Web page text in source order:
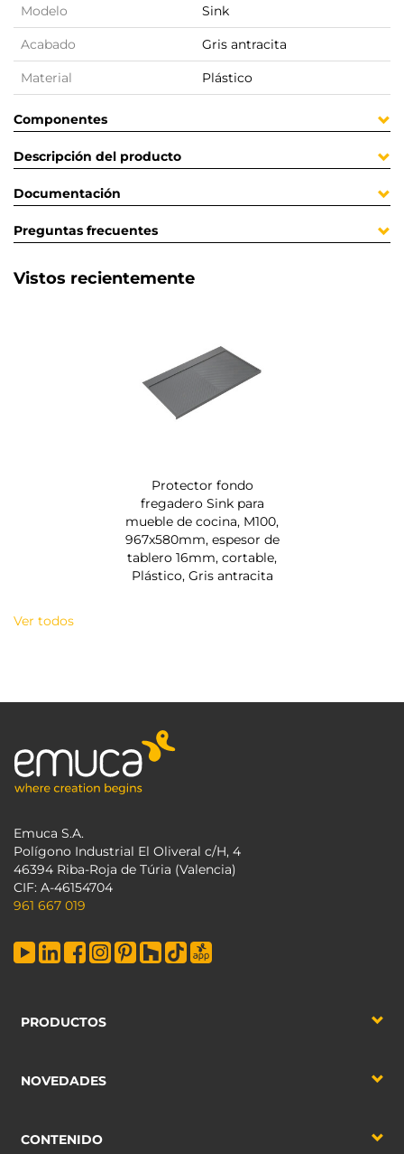
Modelo Sink
Acabado Gris antracita
Material Plástico
Componentes
Descripción del producto
Documentación
Preguntas frecuentes
Vistos recientemente
Protector fondo
fregadero Sink para
mueble de cocina, M100,
967x580mm, espesor de
tablero 16mm, cortable,
Plástico, Gris antracita
Ver todos
Emuca S.A.
Polígono Industrial El Oliveral c/H, 4
46394 Riba-Roja de Túria (Valencia)
CIF: A-46154704
961 667 019
PRODUCTOS
NOVEDADES
CONTENIDO